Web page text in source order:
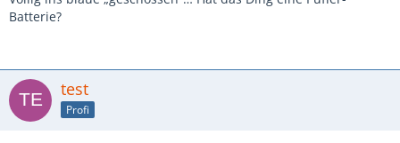
Batterie?
test
Profi